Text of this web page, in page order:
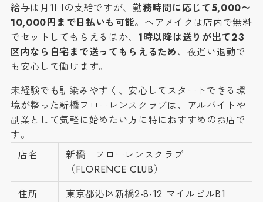
給与は月1回の支給ですが、勤務時間に応じて5,000〜
10,000円まで日払いも可能。ヘアメイクは店内で無料
でセットしてもらえるほか、 1時以降は送りが出て23
区内なら自宅まで送ってもらえるため、夜遅い退勤で
も安心して働けます。
未経験でも馴染みやすく、安心してスタートできる環
境が整った新橋フローレンスクラブは、アルバイトや
副業として気軽に始めたい方に特におすすめのお店で
す。
店名
新橋 フローレンスクラブ
（FLORENCE CLUB）
住所
東京都港区新橋2-8-12 マイルビルB1